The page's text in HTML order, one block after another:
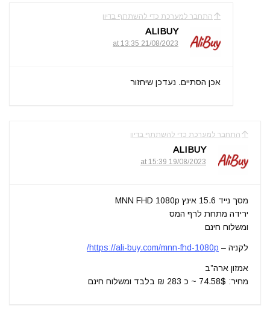
התחבר למערכת כדי להשתתף בדיון
ALIBUY
21/08/2023 at 13:35
אכן הסתיים. נעדכן שיחזור
התחבר למערכת כדי להשתתף בדיון
ALIBUY
19/08/2023 at 15:39
מסך נייד 15.6 אינץ MNN FHD 1080p
ירידה מתחת לרף המס
ומשלוח חינם
לקניה – https://ali-buy.com/mnn-fhd-1080p/
אמזון ארה”ב
מחיר: 74.58$ ~ כ 283 ₪ בלבד ומשלוח חינם